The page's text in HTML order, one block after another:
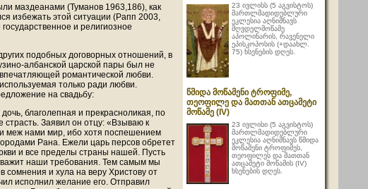
маздеанами (Туманов 1963,186), как
избежать этой ситуации (Рапп 2003,
и религиозное
подобных договорных отношений, в
албанской царской пары был не
романтической любви.
только ради любви.
на свадьбу:
благолепная и прекрасноликая, по
Заявил он отцу: «Взываю к
меж нами мир, ибо хотя поспешением
Рана. Ежели царь персов обретет
и все пределы страны нашей. Пусть
наши требования. Тем самым мы
сомнения и хула на веру Христову от
исполнил желание его. Отправил
23 ივლისს (5 აგვისტოს)
მართლმადიდებლური
ეკლესია აღნიშნავს
მღვდელმოწამე
აპოლინარის, რავენელი
ეპისკოპოსის (+დაახლ.
75) ხსენების დღეს.
წმიდა მოწამენი ტროფიმე,
თეოფილე და მათთან ათცამეტი
მოწამე (IV)
23 ივლისი (5 აგვისტოს)
მართლმადიდებლური
ეკლესია აღნიშნავს წმიდა
მოწამენი ტროფიმეს,
თეოფილეს და მათთან
ათცამეტი მოწამის (IV)
ხსენების დღეს.